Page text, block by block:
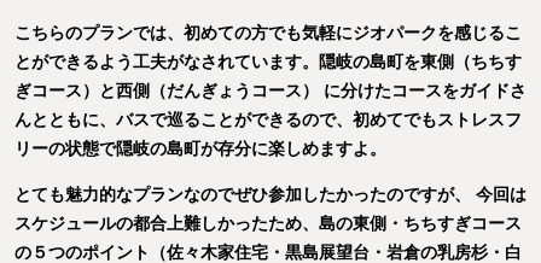
こちらのプランでは、初めての方でも気軽にジオパークを感じるこ
とができるよう工夫がなされています。隠岐の島町を東側（ちちす
ぎコース）と西側（だんぎょうコース） に分けたコースをガイドさ
んとともに、バスで巡ることができるので、初めてでもストレスフ
リーの状態で隠岐の島町が存分に楽しめますよ。
とても魅力的なプランなのでぜひ参加したかったのですが、 今回は
スケジュールの都合上難しかったため、島の東側・ちちすぎコース
の５つのポイント（佐々木家住宅・黒島展望台・岩倉の乳房杉・白